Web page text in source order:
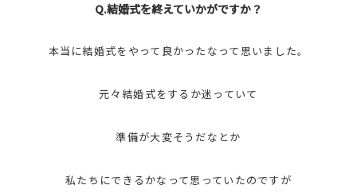
Q.結婚式を終えていかがですか？
本当に結婚式をやって良かったなって思いました。
元々結婚式をするか迷っていて
準備が大変そうだなとか
私たちにできるかなって思っていたのですが